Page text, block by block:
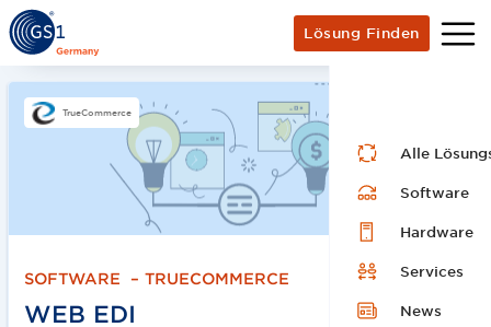
Lösung Finden
Alle
Software
Hardware
Services
News
TrueCommerce
SOFTWARE – TRUECOMMERCE
WEB EDI